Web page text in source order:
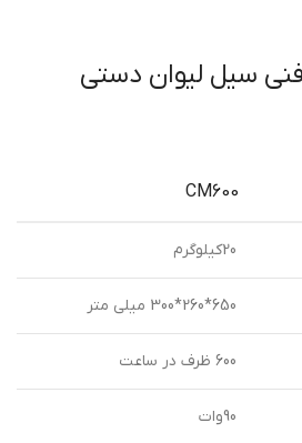
سیل لیوان دستی
CM600
20کیلوگرم
650*260*300 ميلي متر
600 ظرف در ساعت
90وات